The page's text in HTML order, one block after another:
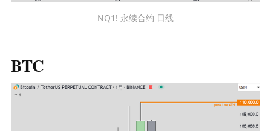
NQ1! 永续合约 日线
BTC